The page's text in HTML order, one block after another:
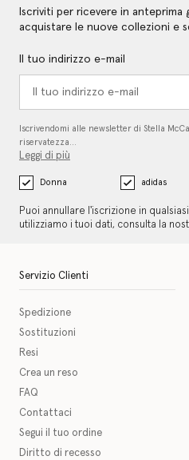
Iscriviti per ricevere in anteprima
acquistare le nuove collezioni e
Il tuo indirizzo e-mail
Iscrivendomi alle newsletter di Stella
riservatezza…
Leggi di più
Donna adidas
Puoi annullare l'iscrizione in
utilizziamo i tuoi dati, consulta la
Servizio Clienti
Spedizione
Sostituzioni
Resi
Crea un reso
FAQ
Contattaci
Segui il tuo ordine
Diritto di recesso